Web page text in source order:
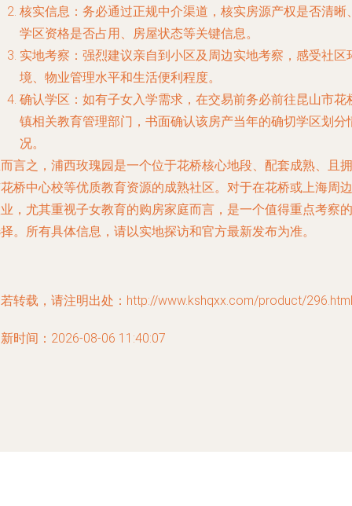
核实信息 ：务必通过正规中介渠道，核实房源产权是否清晰
学区资格是否占用、房屋状态等关键信息。
实地考察 ：强烈建议亲自到小区及周边实地考察，感受社区
境、物业管理水平和生活便利程度。
确认学区 ：如有子女入学需求，在交易前务必前往昆山市花
镇相关教育管理部门，书面确认该房产当年的确切学区划分
况。
言之，浦西玫瑰园是一个位于花桥核心地段、配套成熟、且拥
桥中心校等优质教育资源的成熟社区。对于在花桥或上海周边
，尤其重视子女教育的购房家庭而言，是一个值得重点考察的
。所有具体信息，请以实地探访和官方最新发布为准。
转载，请注明出处：http://www.kshqxx.com/product/296.html
时间：2026-08-06 11:40:07